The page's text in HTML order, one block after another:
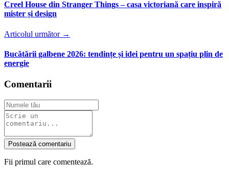
Creel House din Stranger Things – casa victoriană care inspiră
mister și design
Articolul următor →
Bucătării galbene 2026: tendințe și idei pentru un spațiu plin de
energie
Comentarii
Postează comentariu
Fii primul care comentează.